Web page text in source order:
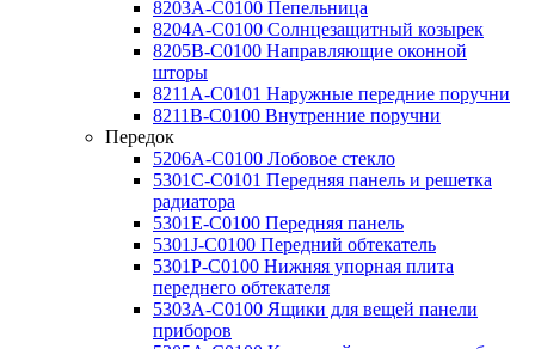
8203A-C0100 Пепельница
8204A-C0100 Солнцезащитный козырек
8205B-C0100 Направляющие оконной
шторы
8211A-C0101 Наружные передние поручни
8211B-C0100 Внутренние поручни
Передок
5206A-C0100 Лобовое стекло
5301C-C0101 Передняя панель и решетка
радиатора
5301E-C0100 Передняя панель
5301J-C0100 Передний обтекатель
5301P-C0100 Нижняя упорная плита
переднего обтекателя
5303A-C0100 Ящики для вещей панели
приборов